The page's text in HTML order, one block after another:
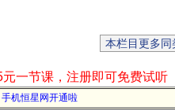
本栏目更多同
元一节课，注册即可免费试听
手机恒星网开通啦